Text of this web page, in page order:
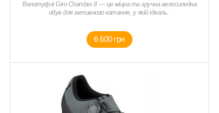
Велотуфлі Giro Chamber II — це міцна та зручна велосипедна
обув для активного катання, у якій ідеаль..
6 600 грн